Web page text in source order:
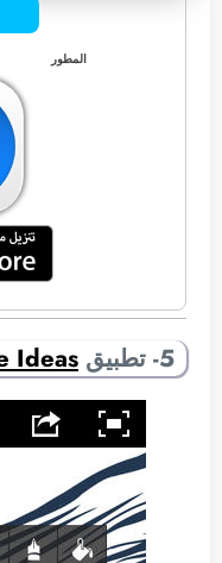
المطور
5- تطبيق Ideas